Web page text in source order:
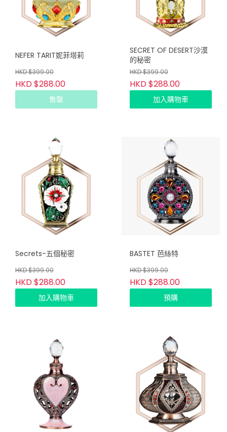
NEFER TARIT妮菲塔莉
HKD $399.00
HKD $288.00
售罄
SECRET OF DESERT沙漠
的秘密
HKD $399.00
HKD $288.00
加入購物車
Secrets-五個秘密
HKD $399.00
HKD $288.00
加入購物車
BASTET 芭絲特
HKD $399.00
HKD $288.00
預購